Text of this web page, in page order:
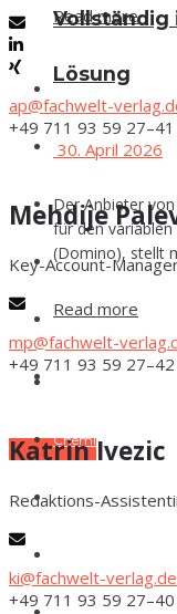
Read more
Che­mie
Phar­ma
Food
Labor
Zum E-Mag
Voll­stän­dig
Lösung
30. April 2026
Der Anbieter
für den
(Domino), stellt
Read more
Che­mie
Phar­ma
ap@fachwelt-
+49 711 93 59 27–41
Meh­di­je
Key-Account-
mp@fachwelt-
+49 711 93 59 27–42
Kat­rin Ivezic
Redak­­ti­ons-
ki@fachwelt-verlag.de
+49 711 93 59 27–40